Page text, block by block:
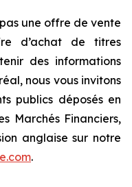
une offre de vente
d’achat de titres
des informations
nous vous invitons
publics déposés en
Marchés Financiers,
anglaise sur notre
.